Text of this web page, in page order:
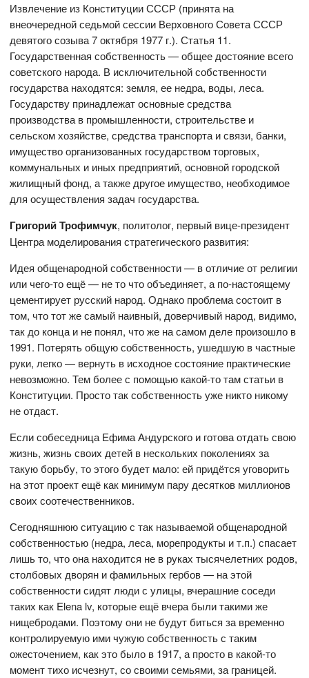
Извлечение из Конституции СССР (принята на
внеочередной седьмой сессии Верховного Совета СССР
девятого созыва 7 октября 1977 г.). Статья 11.
Государственная собственность — общее достояние всего
советского народа. В исключительной собственности
государства находятся: земля, ее недра, воды, леса.
Государству принадлежат основные средства
производства в промышленности, строительстве и
сельском хозяйстве, средства транспорта и связи, банки,
имущество организованных государством торговых,
коммунальных и иных предприятий, основной городской
жилищный фонд, а также другое имущество, необходимое
для осуществления задач государства.
Григорий Трофимчук, политолог, первый вице-президент
Центра моделирования стратегического развития:
Идея общенародной собственности — в отличие от религии
или чего-то ещё — не то что объединяет, а по-настоящему
цементирует русский народ. Однако проблема состоит в
том, что тот же самый наивный, доверчивый народ, видимо,
так до конца и не понял, что же на самом деле произошло в
1991. Потерять общую собственность, ушедшую в частные
руки, легко — вернуть в исходное состояние практические
невозможно. Тем более с помощью какой-то там статьи в
Конституции. Просто так собственность уже никто никому
не отдаст.
Если собеседница Ефима Андурского и готова отдать свою
жизнь, жизнь своих детей в нескольких поколениях за
такую борьбу, то этого будет мало: ей придётся уговорить
на этот проект ещё как минимум пару десятков миллионов
своих соотечественников.
Сегодняшнюю ситуацию с так называемой общенародной
собственностью (недра, леса, морепродукты и т.п.) спасает
лишь то, что она находится не в руках тысячелетних родов,
столбовых дворян и фамильных гербов — на этой
собственности сидят люди с улицы, вчерашние соседи
таких как Elena lv, которые ещё вчера были такими же
нищебродами. Поэтому они не будут биться за временно
контролируемую ими чужую собственность с таким
ожесточением, как это было в 1917, а просто в какой-то
момент тихо исчезнут, со своими семьями, за границей.